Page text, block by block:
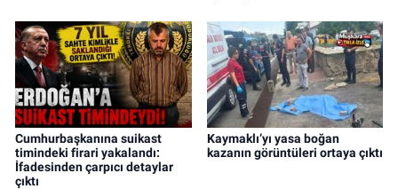
Cumhurbaşkanına suikast
timindeki firari yakalandı:
İfadesinden çarpıcı detaylar
çıktı
Kaymaklı’yı yasa boğan
kazanın görüntüleri ortaya çıktı